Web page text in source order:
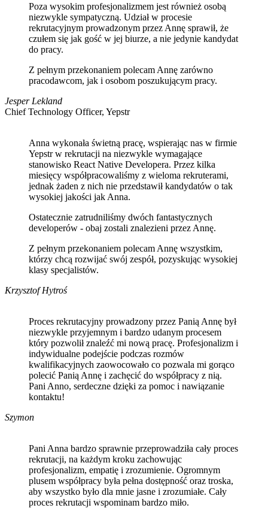
Poza wysokim profesjonalizmem jest również osobą
niezwykle sympatyczną. Udział w procesie
rekrutacyjnym prowadzonym przez Annę sprawił, że
czułem się jak gość w jej biurze, a nie jedynie kandydat
do pracy.
Z pełnym przekonaniem polecam Annę zarówno
pracodawcom, jak i osobom poszukującym pracy.
Jesper Lekland
Chief Technology Officer, Yepstr
Anna wykonała świetną pracę, wspierając nas w firmie
Yepstr w rekrutacji na niezwykle wymagające
stanowisko React Native Developera. Przez kilka
miesięcy współpracowaliśmy z wieloma rekruterami,
jednak żaden z nich nie przedstawił kandydatów o tak
wysokiej jakości jak Anna.
Ostatecznie zatrudniliśmy dwóch fantastycznych
developerów - obaj zostali znalezieni przez Annę.
Z pełnym przekonaniem polecam Annę wszystkim,
którzy chcą rozwijać swój zespół, pozyskując wysokiej
klasy specjalistów.
Krzysztof Hytroś
Proces rekrutacyjny prowadzony przez Panią Annę był
niezwykle przyjemnym i bardzo udanym procesem
który pozwolił znaleźć mi nową pracę. Profesjonalizm i
indywidualne podejście podczas rozmów
kwalifikacyjnych zaowocowało co pozwala mi gorąco
polecić Panią Annę i zachęcić do współpracy z nią.
Pani Anno, serdeczne dzięki za pomoc i nawiązanie
kontaktu!
Szymon
Pani Anna bardzo sprawnie przeprowadziła cały proces
rekrutacji, na każdym kroku zachowując
profesjonalizm, empatię i zrozumienie. Ogromnym
plusem współpracy była pełna dostępność oraz troska,
aby wszystko było dla mnie jasne i zrozumiałe. Cały
proces rekrutacji wspominam bardzo miło.